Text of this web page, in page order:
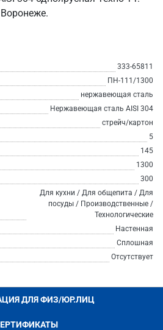
333-65811
ПН-111/1300
нержавеющая сталь
Нержавеющая сталь AISI 304
стрейч/картон
5
145
1300
300
Для кухни / Для общепита / Для
посуды / Производственные /
Технологические
Настенная
Сплошная
Отсутствует
ДЛЯ ФИЗ/ЮР.ЛИЦ